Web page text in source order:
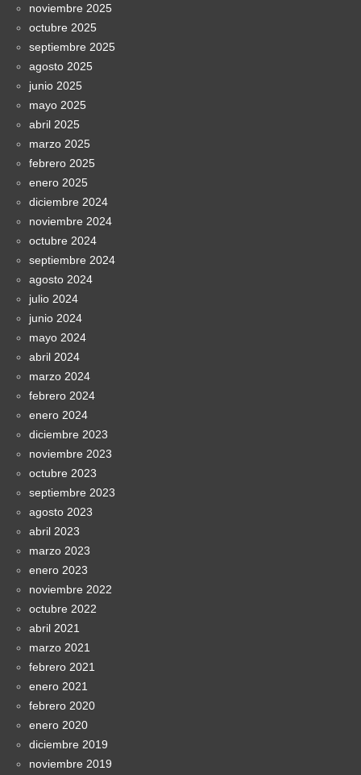
noviembre 2025
octubre 2025
septiembre 2025
agosto 2025
junio 2025
mayo 2025
abril 2025
marzo 2025
febrero 2025
enero 2025
diciembre 2024
noviembre 2024
octubre 2024
septiembre 2024
agosto 2024
julio 2024
junio 2024
mayo 2024
abril 2024
marzo 2024
febrero 2024
enero 2024
diciembre 2023
noviembre 2023
octubre 2023
septiembre 2023
agosto 2023
abril 2023
marzo 2023
enero 2023
noviembre 2022
octubre 2022
abril 2021
marzo 2021
febrero 2021
enero 2021
febrero 2020
enero 2020
diciembre 2019
noviembre 2019